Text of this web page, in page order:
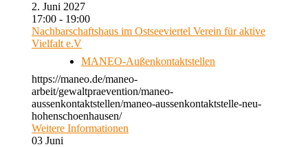
2. Juni 2027
17:00 - 19:00
Nachbarschaftshaus im Ostseeviertel Verein für aktive
Vielfalt e.V
MANEO-Außenkontaktstellen
https://maneo.de/maneo-
arbeit/gewaltpraevention/maneo-
aussenkontaktstellen/maneo-aussenkontaktstelle-neu-
hohenschoenhausen/
Weitere Informationen
03 Juni